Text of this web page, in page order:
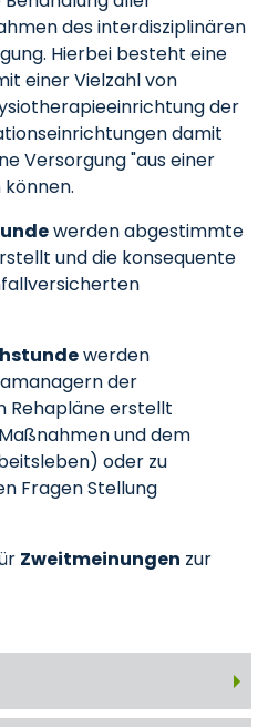
des interdisziplinären
Hierbei besteht eine
einer Vielzahl von
der
damit
Versorgung "aus einer
werden abgestimmte
und die konsequente
werden
der
Rehapläne erstellt
und dem
oder zu
Fragen Stellung
Zweitmeinungen zur